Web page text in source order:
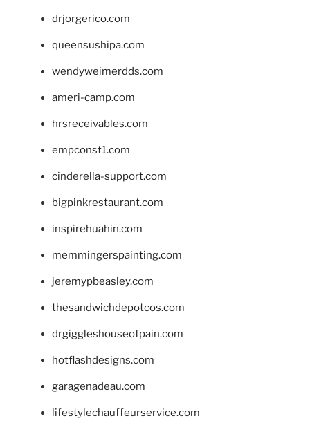
drjorgerico.com
queensushipa.com
wendyweimerdds.com
ameri-camp.com
hrsreceivables.com
empconst1.com
cinderella-support.com
bigpinkrestaurant.com
inspirehuahin.com
memmingerspainting.com
jeremypbeasley.com
thesandwichdepotcos.com
drgiggleshouseofpain.com
hotflashdesigns.com
garagenadeau.com
lifestylechauffeurservice.com